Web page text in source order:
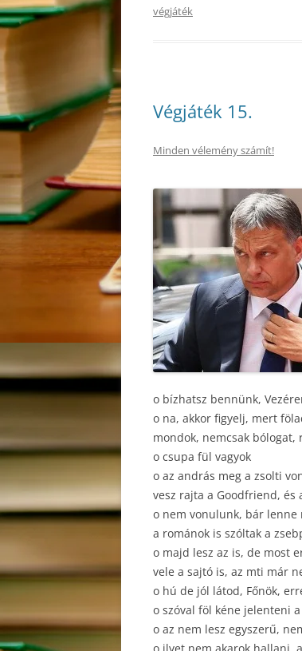
végjáték
Végjáték 15.
Minden vélemény számít!
o bízhatsz bennünk,
o na, akkor figyelj, mert
mondok, nemcsak
o csupa fül vagyok
o az andrás meg a zsolti
vesz rajta a Goodfriend, és
o nem vonulunk, bár lenne
a románok is szóltak a
o majd lesz az is, de most
vele a sajtó is, az mti már
o hú de jól látod, Főnök,
o szóval föl kéne jelenteni
o az nem lesz egyszerű,